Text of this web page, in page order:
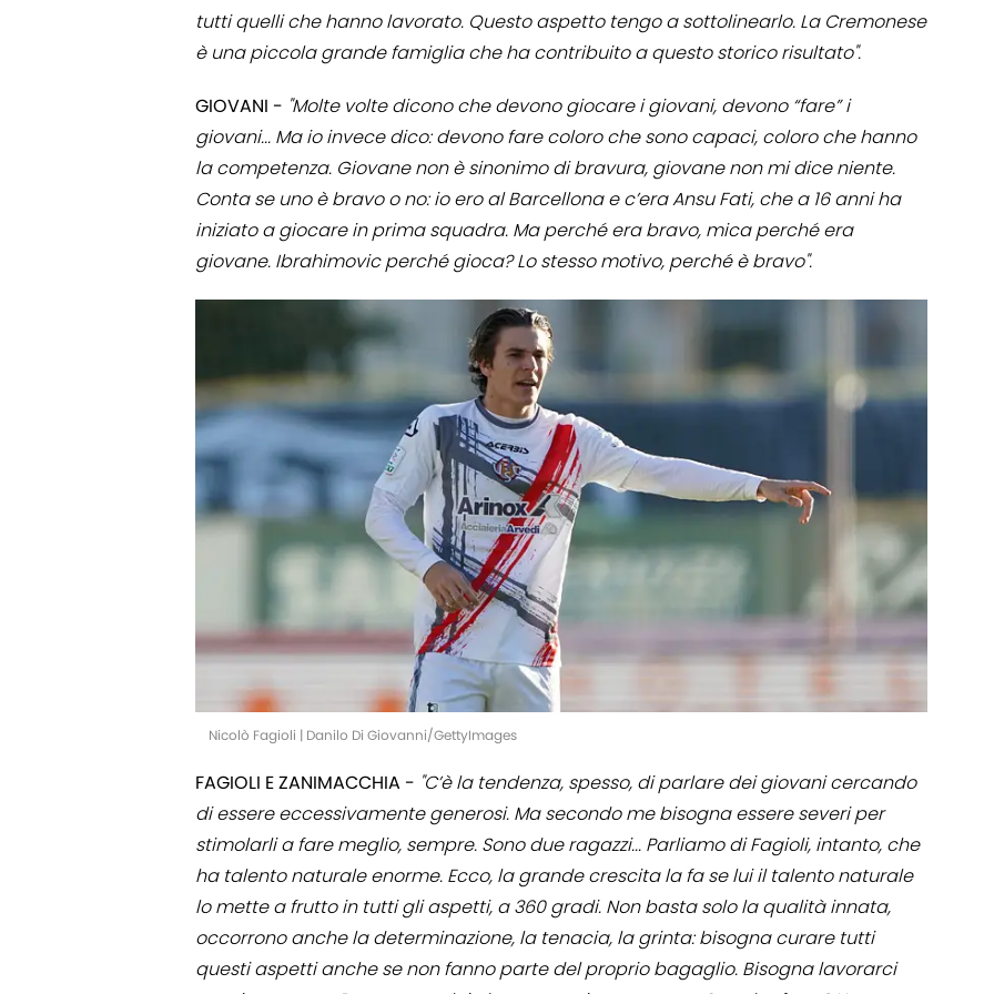
tutti quelli che hanno lavorato. Questo aspetto tengo a sottolinearlo. La Cremonese
è una piccola grande famiglia che ha contribuito a questo storico risultato".
GIOVANI - "Molte volte dicono che devono giocare i giovani, devono “fare” i
giovani... Ma io invece dico: devono fare coloro che sono capaci, coloro che hanno
la competenza. Giovane non è sinonimo di bravura, giovane non mi dice niente.
Conta se uno è bravo o no: io ero al Barcellona e c’era Ansu Fati, che a 16 anni ha
iniziato a giocare in prima squadra. Ma perché era bravo, mica perché era
giovane. Ibrahimovic perché gioca? Lo stesso motivo, perché è bravo".
Nicolò Fagioli | Danilo Di Giovanni/GettyImages
FAGIOLI E ZANIMACCHIA - "C’è la tendenza, spesso, di parlare dei giovani cercando
di essere eccessivamente generosi. Ma secondo me bisogna essere severi per
stimolarli a fare meglio, sempre. Sono due ragazzi... Parliamo di Fagioli, intanto, che
ha talento naturale enorme. Ecco, la grande crescita la fa se lui il talento naturale
lo mette a frutto in tutti gli aspetti, a 360 gradi. Non basta solo la qualità innata,
occorrono anche la determinazione, la tenacia, la grinta: bisogna curare tutti
questi aspetti anche se non fanno parte del proprio bagaglio. Bisogna lavorarci